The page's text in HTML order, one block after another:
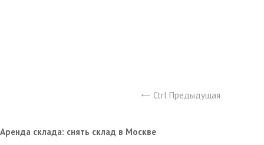
Ctrl Предыдущая
Аренда склада: снять склад в Москве